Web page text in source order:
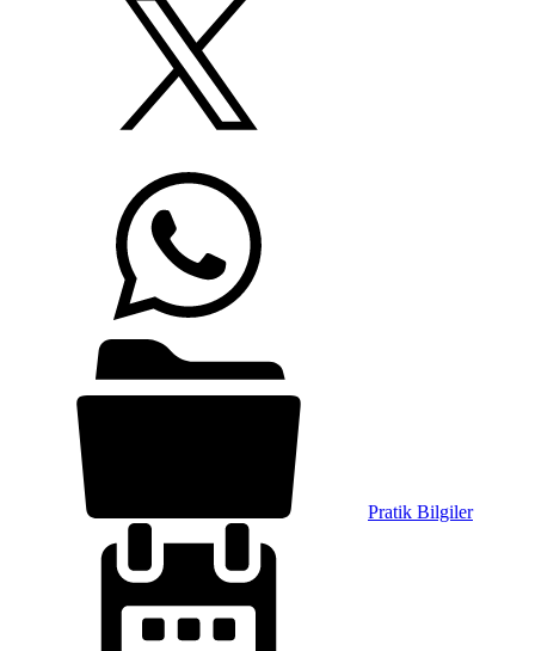
Pratik Bilgiler